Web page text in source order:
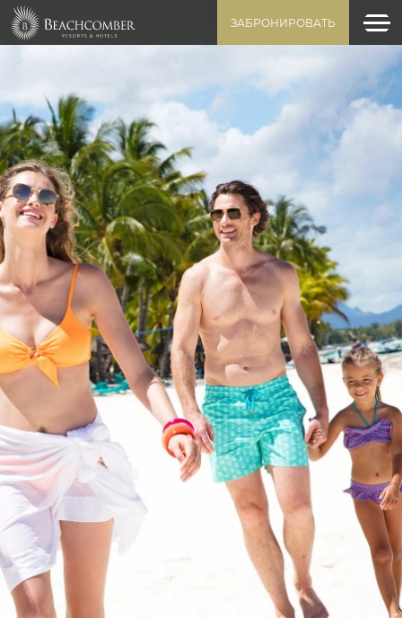
ЗАБРОНИРОВАТЬ